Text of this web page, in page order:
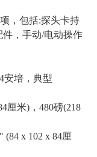
，包括:探头卡持
件，手动/电动操作
安培，典型
厘米)， 480磅(218
(84 x 102 x 84厘